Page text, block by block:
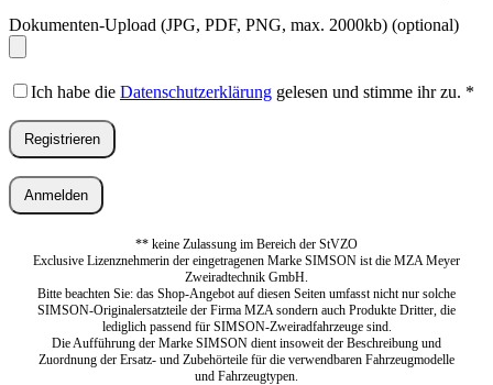
Dokumenten-Upload (JPG, PDF, PNG, max. 2000kb) (optional)
Ich habe die Datenschutzerklärung gelesen und stimme ihr zu. *
Registrieren
Anmelden
** keine Zulassung im Bereich der StVZO
Exclusive Lizenznehmerin der eingetragenen Marke SIMSON ist die MZA Meyer
Zweiradtechnik GmbH.
Bitte beachten Sie: das Shop-Angebot auf diesen Seiten umfasst nicht nur solche
SIMSON-Originalersatzteile der Firma MZA sondern auch Produkte Dritter, die
lediglich passend für SIMSON-Zweiradfahrzeuge sind.
Die Aufführung der Marke SIMSON dient insoweit der Beschreibung und
Zuordnung der Ersatz- und Zubehörteile für die verwendbaren Fahrzeugmodelle
und Fahrzeugtypen.